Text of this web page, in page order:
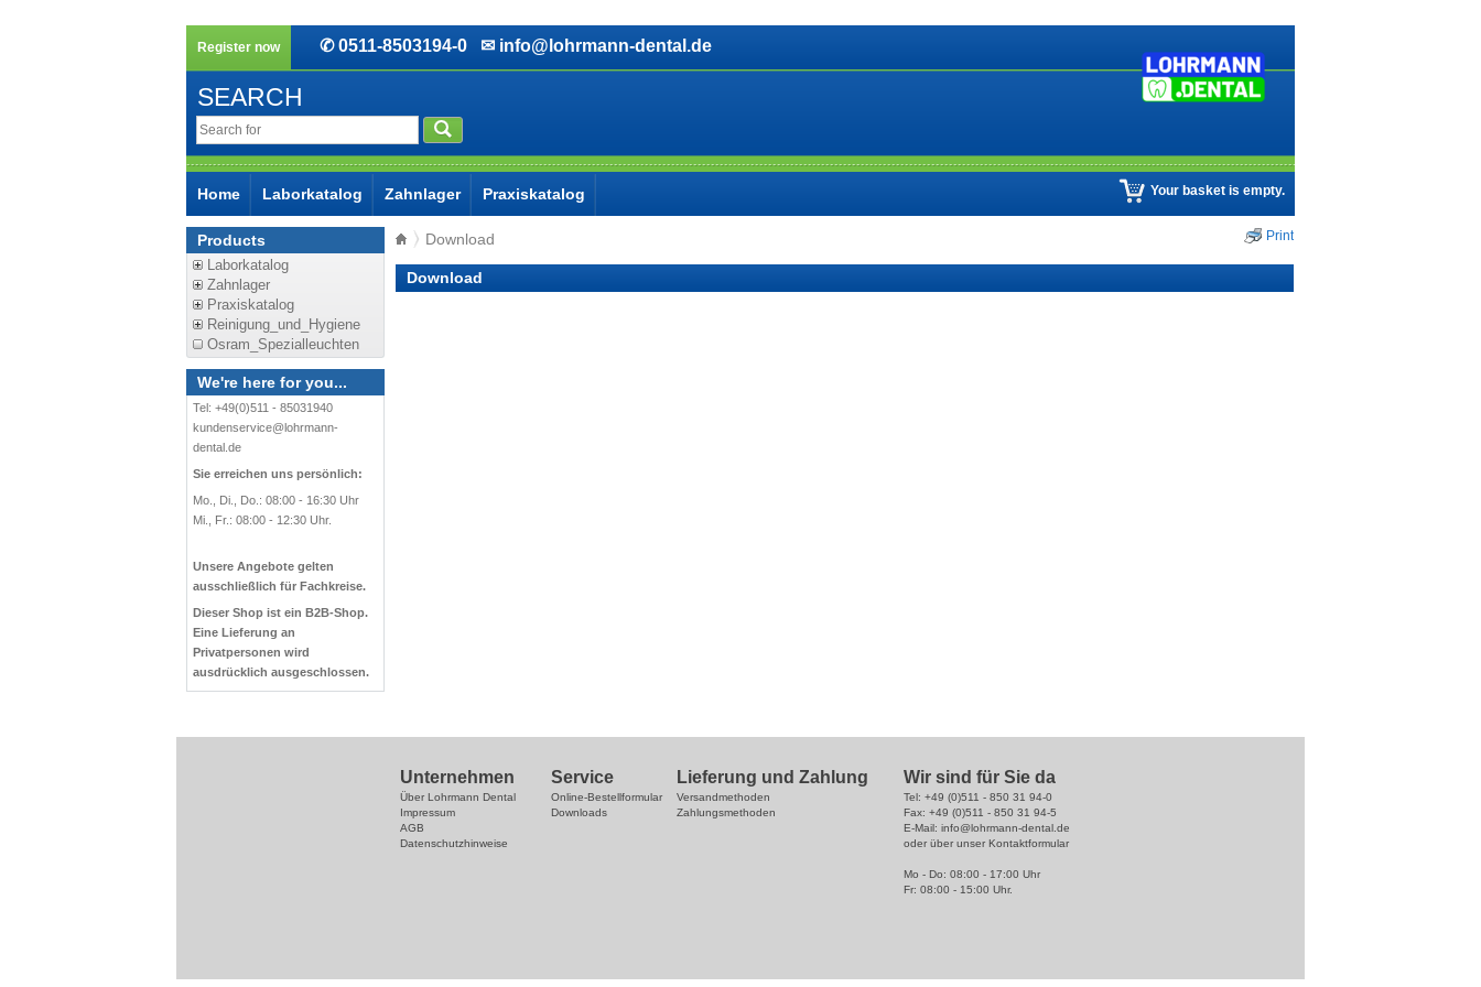
Register now ✆ 0511-8503194-0 ✉ info@lohrmann-dental.de
SEARCH
Home Laborkatalog Zahnlager Praxiskatalog Your basket is empty.
Products
Laborkatalog
Zahnlager
Praxiskatalog
Reinigung_und_Hygiene
Osram_Spezialleuchten
We're here for you...
Tel: +49(0)511 - 85031940
kundenservice@lohrmann-
dental.de
Sie erreichen uns persönlich:
Mo., Di., Do.: 08:00 - 16:30 Uhr
Mi., Fr.: 08:00 - 12:30 Uhr.
Unsere Angebote gelten
ausschließlich für Fachkreise.
Dieser Shop ist ein B2B-Shop.
Eine Lieferung an
Privatpersonen wird
ausdrücklich ausgeschlossen.
Print
Download
Download
Unternehmen
Über Lohrmann Dental
Impressum
AGB
Datenschutzhinweise
Service
Online-Bestellformular
Downloads
Lieferung und Zahlung
Versandmethoden
Zahlungsmethoden
Wir sind für Sie da
Tel: +49 (0)511 - 850 31 94-0
Fax: +49 (0)511 - 850 31 94-5
E-Mail: info@lohrmann-dental.de
oder über unser Kontaktformular
Mo - Do: 08:00 - 17:00 Uhr
Fr: 08:00 - 15:00 Uhr.